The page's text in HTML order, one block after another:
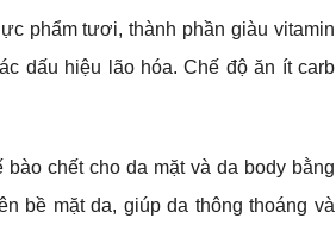
phẩm tươi, thành phần giàu vitamin
dấu hiệu lão hóa. Chế độ ăn ít carb
chết cho da mặt và da body bằng
bề mặt da, giúp da thông thoáng và